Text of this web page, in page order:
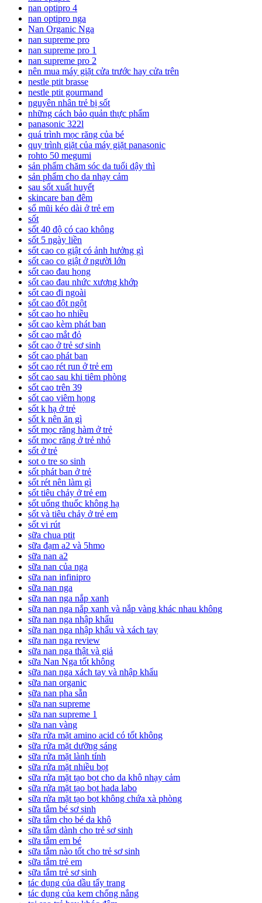
nan optipro 4
nan optipro nga
Nan Organic Nga
nan supreme pro
nan supreme pro 1
nan supreme pro 2
nên mua máy giặt cửa trước hay cửa trên
nestle ptit brasse
nestle ptit gourmand
nguyên nhân trẻ bị sốt
những cách bảo quản thực phẩm
panasonic 322l
quá trình mọc răng của bé
quy trình giặt của máy giặt panasonic
rohto 50 megumi
sản phẩm chăm sóc da tuổi dậy thì
sản phẩm cho da nhạy cảm
sau sốt xuất huyết
skincare ban đêm
sổ mũi kéo dài ở trẻ em
sốt
sốt 40 độ có cao không
sốt 5 ngày liền
sốt cao co giật có ảnh hưởng gì
sốt cao co giật ở người lớn
sốt cao đau họng
sốt cao đau nhức xương khớp
sốt cao đi ngoài
sốt cao đột ngột
sốt cao ho nhiều
sốt cao kèm phát ban
sốt cao mắt đỏ
sốt cao ở trẻ sơ sinh
sốt cao phát ban
sốt cao rét run ở trẻ em
sốt cao sau khi tiêm phòng
sốt cao trên 39
sốt cao viêm họng
sốt k hạ ở trẻ
sốt k nên ăn gì
sốt mọc răng hàm ở trẻ
sốt mọc răng ở trẻ nhỏ
sốt ở trẻ
sot o tre so sinh
sốt phát ban ở trẻ
sốt rét nên làm gì
sốt tiêu chảy ở trẻ em
sốt uống thuốc không hạ
sốt và tiêu chảy ở trẻ em
sốt vi rút
sữa chua ptit
sữa đạm a2 và 5hmo
sữa nan a2
sữa nan của nga
sữa nan infinipro
sữa nan nga
sữa nan nga nắp xanh
sữa nan nga nắp xanh và nắp vàng khác nhau không
sữa nan nga nhập khẩu
sữa nan nga nhập khẩu và xách tay
sữa nan nga review
sữa nan nga thật và giả
sữa Nan Nga tốt không
sữa nan nga xách tay và nhập khẩu
sữa nan organic
sữa nan pha sẵn
sữa nan supreme
sữa nan supreme 1
sữa nan vàng
sữa rửa mặt amino acid có tốt không
sữa rửa mặt dưỡng sáng
sữa rửa mặt lành tính
sữa rửa mặt nhiều bọt
sữa rửa mặt tạo bọt cho da khô nhạy cảm
sữa rửa mặt tạo bọt hada labo
sữa rửa mặt tạo bọt không chứa xà phòng
sữa tắm bé sơ sinh
sữa tắm cho bé da khô
sữa tắm dành cho trẻ sơ sinh
sữa tắm em bé
sữa tắm nào tốt cho trẻ sơ sinh
sữa tắm trẻ em
sữa tắm trẻ sơ sinh
tác dụng của dầu tẩy trang
tác dụng của kem chống nắng